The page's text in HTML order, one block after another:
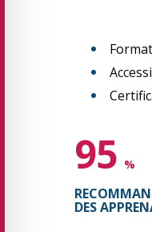
95 %
DES